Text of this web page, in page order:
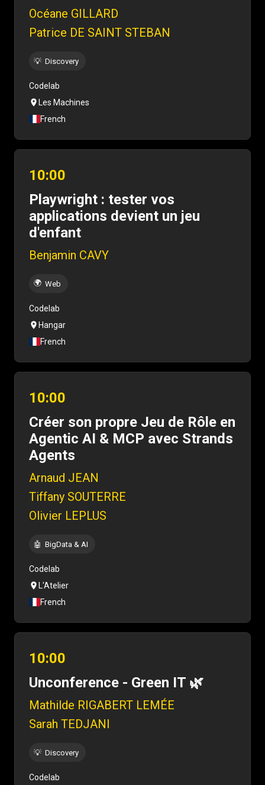
Océane GILLARD
Patrice DE SAINT STEBAN
💡 Discovery
Codelab
Les Machines
French
10:00
Playwright : tester vos
applications devient un jeu
d'enfant
Benjamin CAVY
🌍 Web
Codelab
Hangar
French
10:00
Créer son propre Jeu de Rôle en
Agentic AI & MCP avec Strands
Agents
Arnaud JEAN
Tiffany SOUTERRE
Olivier LEPLUS
🤖 BigData & AI
Codelab
L'Atelier
French
10:00
Unconference - Green IT 🌿
Mathilde RIGABERT LEMÉE
Sarah TEDJANI
💡 Discovery
Codelab